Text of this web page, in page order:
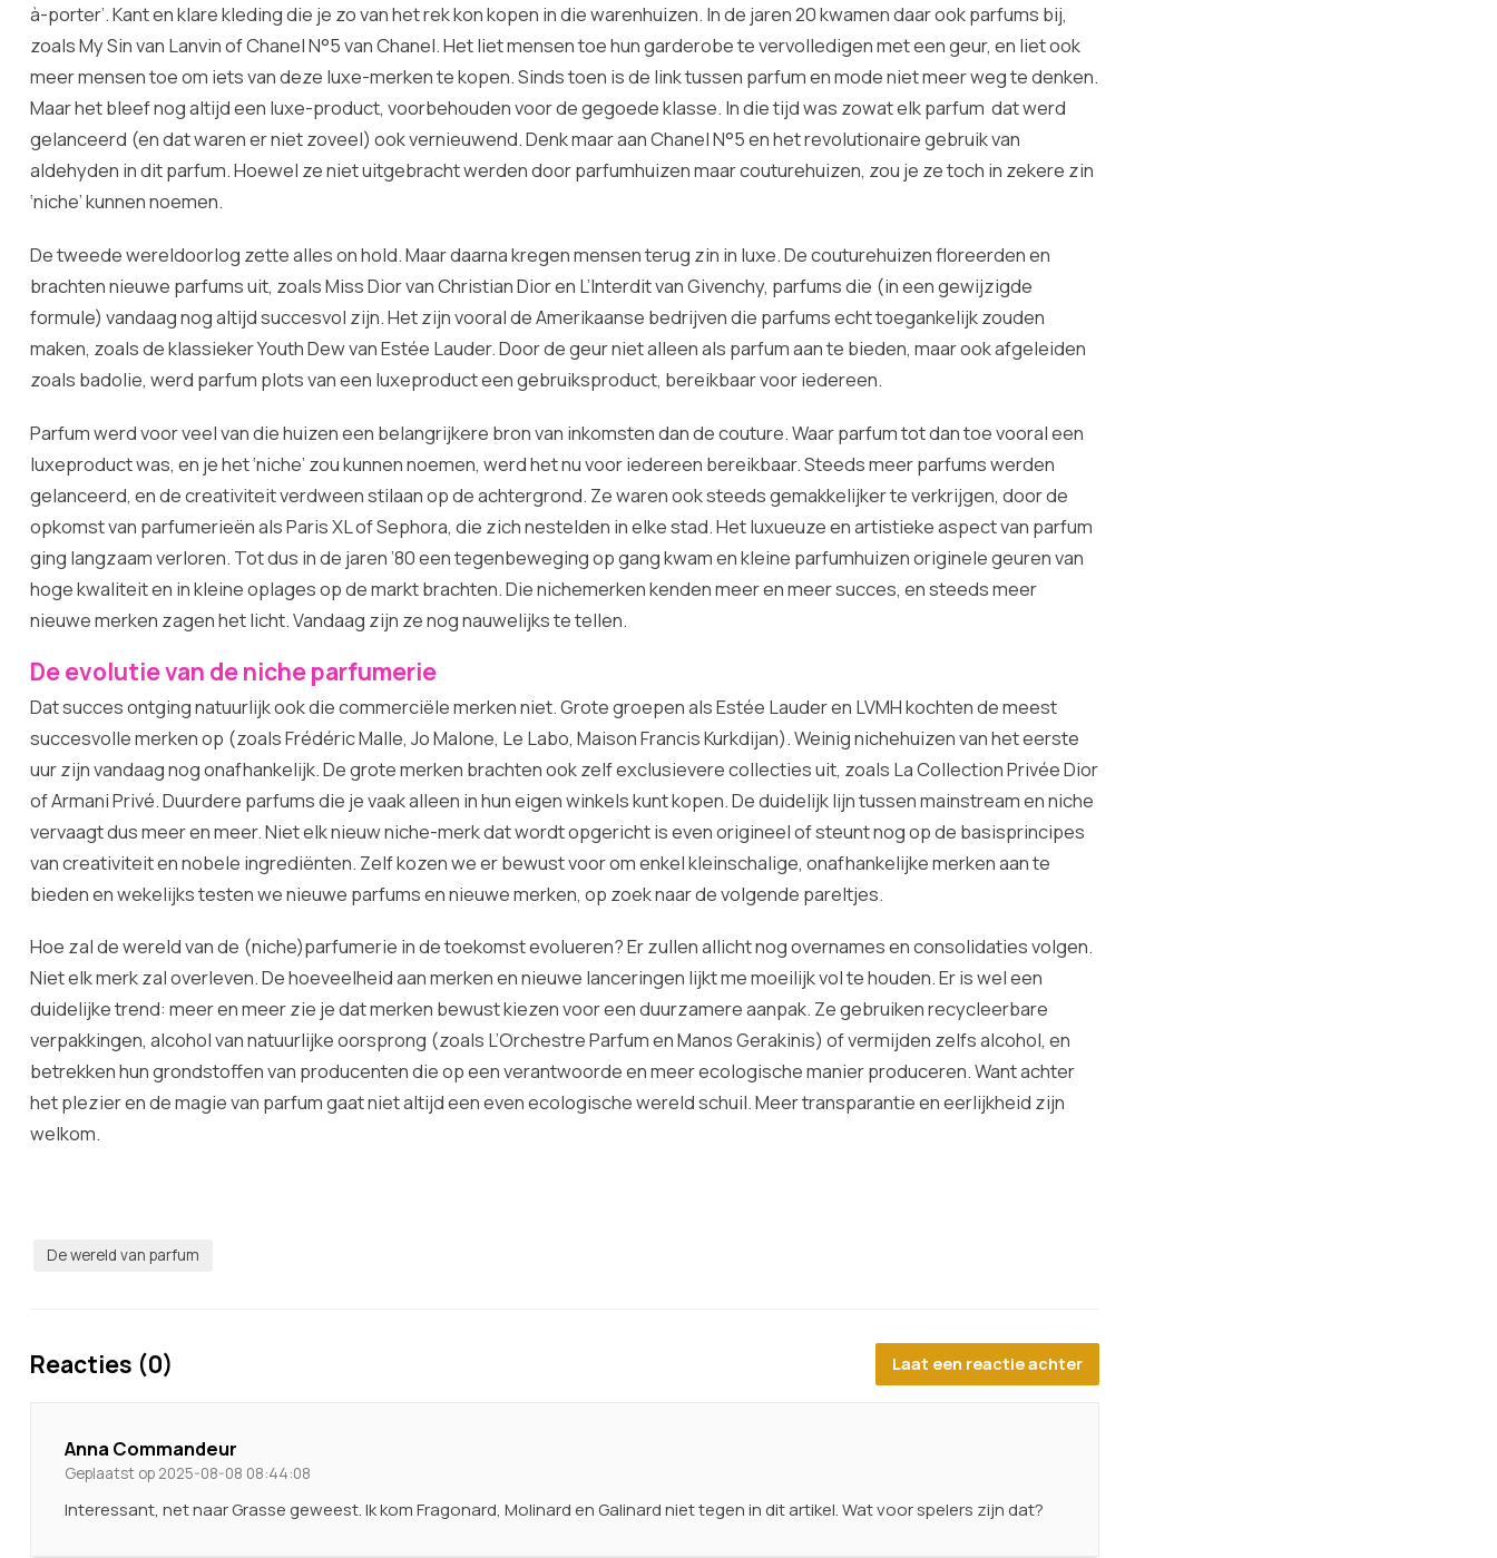
à-porter’. Kant en klare kleding die je zo van het rek kon kopen in die warenhuizen. In de jaren 20 kwamen daar ook parfums bij,
zoals My Sin van Lanvin of Chanel N°5 van Chanel. Het liet mensen toe hun garderobe te vervolledigen met een geur, en liet ook
meer mensen toe om iets van deze luxe-merken te kopen. Sinds toen is de link tussen parfum en mode niet meer weg te denken.
Maar het bleef nog altijd een luxe-product, voorbehouden voor de gegoede klasse. In die tijd was zowat elk parfum dat werd
gelanceerd (en dat waren er niet zoveel) ook vernieuwend. Denk maar aan Chanel N°5 en het revolutionaire gebruik van
aldehyden in dit parfum. Hoewel ze niet uitgebracht werden door parfumhuizen maar couturehuizen, zou je ze toch in zekere zin
‘niche’ kunnen noemen.
De tweede wereldoorlog zette alles on hold. Maar daarna kregen mensen terug zin in luxe. De couturehuizen floreerden en
brachten nieuwe parfums uit, zoals Miss Dior van Christian Dior en L’Interdit van Givenchy, parfums die (in een gewijzigde
formule) vandaag nog altijd succesvol zijn. Het zijn vooral de Amerikaanse bedrijven die parfums echt toegankelijk zouden
maken, zoals de klassieker Youth Dew van Estée Lauder. Door de geur niet alleen als parfum aan te bieden, maar ook afgeleiden
zoals badolie, werd parfum plots van een luxeproduct een gebruiksproduct, bereikbaar voor iedereen.
Parfum werd voor veel van die huizen een belangrijkere bron van inkomsten dan de couture. Waar parfum tot dan toe vooral een
luxeproduct was, en je het ‘niche’ zou kunnen noemen, werd het nu voor iedereen bereikbaar. Steeds meer parfums werden
gelanceerd, en de creativiteit verdween stilaan op de achtergrond. Ze waren ook steeds gemakkelijker te verkrijgen, door de
opkomst van parfumerieën als Paris XL of Sephora, die zich nestelden in elke stad. Het luxueuze en artistieke aspect van parfum
ging langzaam verloren. Tot dus in de jaren ’80 een tegenbeweging op gang kwam en kleine parfumhuizen originele geuren van
hoge kwaliteit en in kleine oplages op de markt brachten. Die nichemerken kenden meer en meer succes, en steeds meer
nieuwe merken zagen het licht. Vandaag zijn ze nog nauwelijks te tellen.
De evolutie van de niche parfumerie
Dat succes ontging natuurlijk ook die commerciële merken niet. Grote groepen als Estée Lauder en LVMH kochten de meest
succesvolle merken op (zoals Frédéric Malle, Jo Malone, Le Labo, Maison Francis Kurkdijan). Weinig nichehuizen van het eerste
uur zijn vandaag nog onafhankelijk. De grote merken brachten ook zelf exclusievere collecties uit, zoals La Collection Privée Dior
of Armani Privé. Duurdere parfums die je vaak alleen in hun eigen winkels kunt kopen. De duidelijk lijn tussen mainstream en niche
vervaagt dus meer en meer. Niet elk nieuw niche-merk dat wordt opgericht is even origineel of steunt nog op de basisprincipes
van creativiteit en nobele ingrediënten. Zelf kozen we er bewust voor om enkel kleinschalige, onafhankelijke merken aan te
bieden en wekelijks testen we nieuwe parfums en nieuwe merken, op zoek naar de volgende pareltjes.
Hoe zal de wereld van de (niche)parfumerie in de toekomst evolueren? Er zullen allicht nog overnames en consolidaties volgen.
Niet elk merk zal overleven. De hoeveelheid aan merken en nieuwe lanceringen lijkt me moeilijk vol te houden. Er is wel een
duidelijke trend: meer en meer zie je dat merken bewust kiezen voor een duurzamere aanpak. Ze gebruiken recycleerbare
verpakkingen, alcohol van natuurlijke oorsprong (zoals L’Orchestre Parfum en Manos Gerakinis) of vermijden zelfs alcohol, en
betrekken hun grondstoffen van producenten die op een verantwoorde en meer ecologische manier produceren. Want achter
het plezier en de magie van parfum gaat niet altijd een even ecologische wereld schuil. Meer transparantie en eerlijkheid zijn
welkom.
De wereld van parfum
Reacties (0) Laat een reactie achter
Anna Commandeur
Geplaatst op 2025-08-08 08:44:08
Interessant, net naar Grasse geweest. Ik kom Fragonard, Molinard en Galinard niet tegen in dit artikel. Wat voor spelers zijn dat?